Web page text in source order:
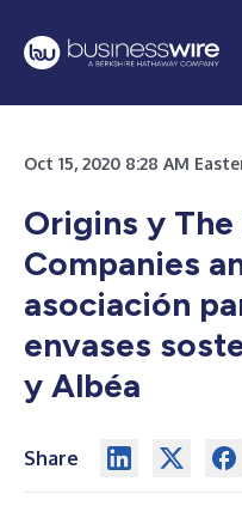
Oct 15, 2020 8:28 AM
Origins y
Companies
asociación
envases
y Albéa
Share